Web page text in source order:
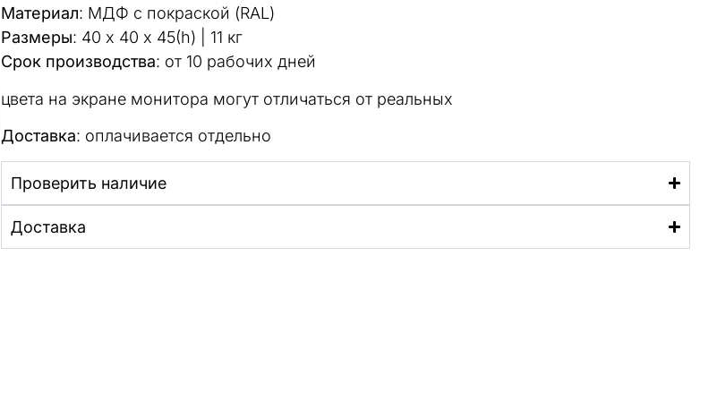
Материал: МДФ с покраской (RAL)
Размеры: 40 х 40 х 45(h) | 11 кг
Срок производства: от 10 рабочих дней
цвета на экране монитора могут отличаться от реальных
Доставка: оплачивается отдельно
Проверить наличие
Доставка